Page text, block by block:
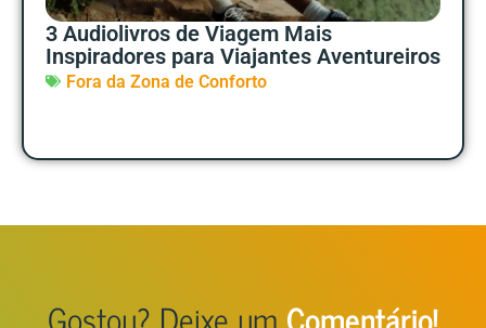
3 Audiolivros de Viagem Mais
Inspiradores para Viajantes Aventureiros
Fora da Zona de Conforto